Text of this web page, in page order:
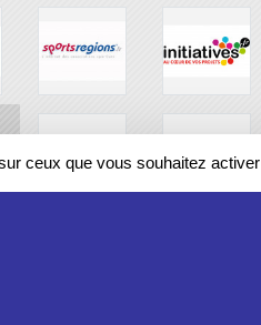
ceux que vous souhaitez activer